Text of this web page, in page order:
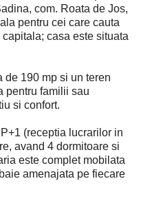
com. Roata de Jos,
pentru cei care cauta
casa este situata
de 190 mp si un teren
pentru familii sau
si confort.
(receptia lucrarilor in
avand 4 dormitoare si
este complet mobilata
amenajata pe fiecare